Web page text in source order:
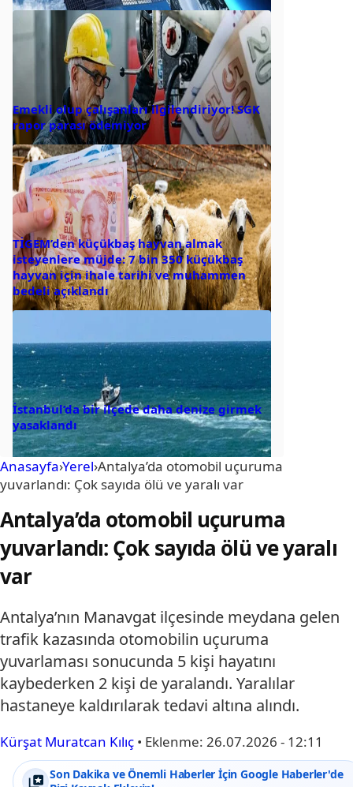
Emekli olup çalışanları ilgilendiriyor! SGK
rapor parası ödemiyor
TİGEM’den küçükbaş hayvan almak
isteyenlere müjde: 7 bin 350 küçükbaş
hayvan için ihale tarihi ve muhammen
bedeli açıklandı
İstanbul’da bir ilçede daha denize girmek
yasaklandı
Anasayfa›Yerel›Antalya’da otomobil uçuruma
yuvarlandı: Çok sayıda ölü ve yaralı var
Antalya’da otomobil uçuruma
yuvarlandı: Çok sayıda ölü ve yaralı
var
Antalya’nın Manavgat ilçesinde meydana gelen
trafik kazasında otomobilin uçuruma
yuvarlaması sonucunda 5 kişi hayatını
kaybederken 2 kişi de yaralandı. Yaralılar
hastaneye kaldırılarak tedavi altına alındı.
Kürşat Muratcan Kılıç • Eklenme: 26.07.2026 - 12:11
Son Dakika ve Önemli Haberler İçin Google Haberler'de